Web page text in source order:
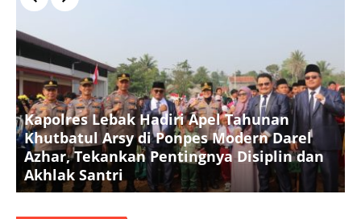
Kapolres Lebak Hadiri Apel Tahunan
Khutbatul Arsy di Ponpes Modern Darel
Azhar, Tekankan Pentingnya Disiplin dan
Akhlak Santri